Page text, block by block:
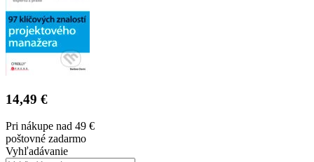
14,49 €
Pri nákupe nad 49 €
poštovné zadarmo
Vyhľadávanie